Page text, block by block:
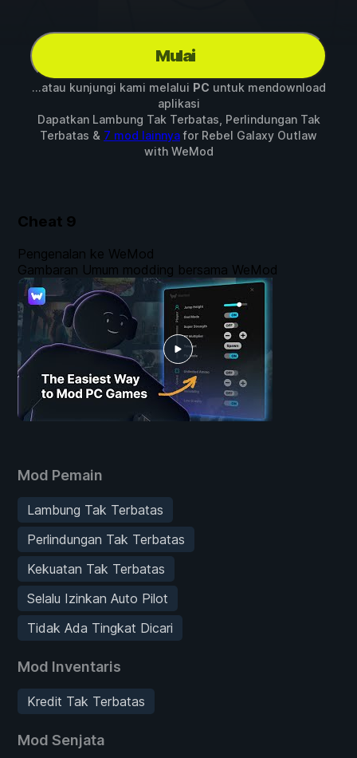
Mulai
...atau kunjungi kami melalui PC untuk mendownload
aplikasi
Dapatkan Lambung Tak Terbatas, Perlindungan Tak
Terbatas & 7 mod lainnyafor Rebel Galaxy Outlaw
with WeMod
Cheat 9
Mod Pemain
Lambung Tak Terbatas
Perlindungan Tak Terbatas
Kekuatan Tak Terbatas
Selalu Izinkan Auto Pilot
Tidak Ada Tingkat Dicari
Mod Inventaris
Kredit Tak Terbatas
Mod Senjata
Pengenalan ke WeMod
Gambaran Umum modding bersama WeMod